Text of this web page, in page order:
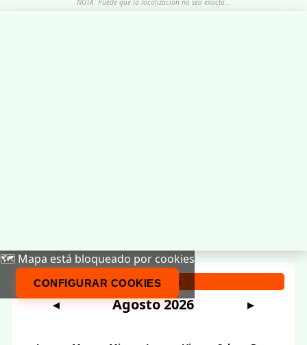
NOTA: Puede que la localización no sea exacta...
🗺️ Mapa está bloqueado por cookies
CONFIGURAR COOKIES
Calendario
◀ Agosto 2026 ▶